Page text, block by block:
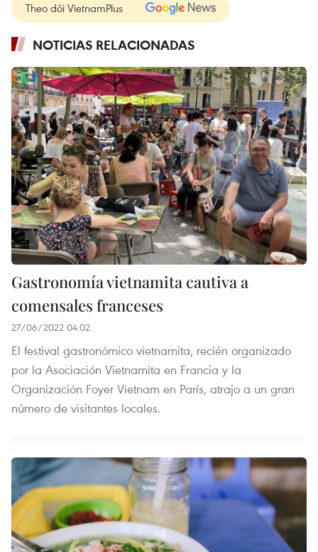
Theo dõi VietnamPlus
NOTICIAS RELACIONADAS
Gastronomía vietnamita cautiva a
comensales franceses
27/06/2022 04:02
El festival gastronómico vietnamita, recién organizado
por la Asociación Vietnamita en Francia y la
Organización Foyer Vietnam en París, atrajo a un gran
número de visitantes locales.